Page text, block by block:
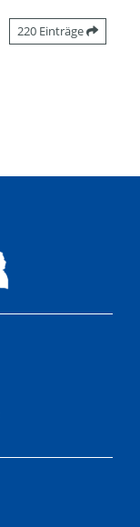
220 Einträge